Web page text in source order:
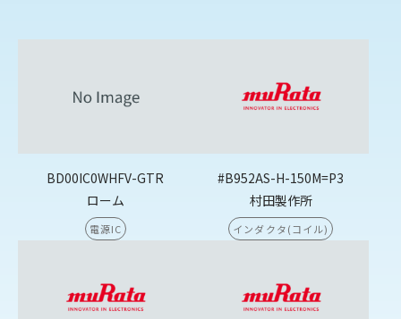
BD00IC0WHFV-GTR
ローム
電源IC
#B952AS-H-150M=P3
村田製作所
インダクタ(コイル)